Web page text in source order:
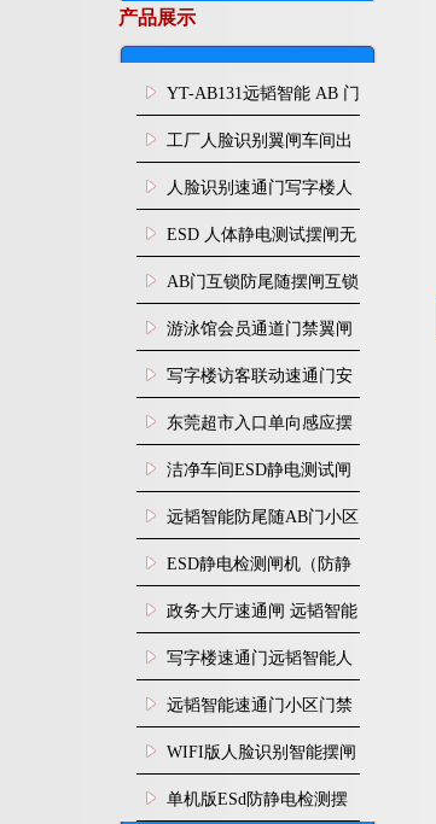
产品展示
YT-AB131远韬智能 AB 门
闸机双通道互锁防尾随闸
机
工厂人脸识别翼闸车间出
入口人行通道门禁
人脸识别速通门写字楼人
行通道闸门禁设备
ESD 人体静电测试摆闸无
尘车间防静电闸机
AB门互锁防尾随摆闸互锁
闸机
游泳馆会员通道门禁翼闸
写字楼访客联动速通门安
装
东莞超市入口单向感应摆
闸安装
洁净车间ESD静电测试闸
机
远韬智能防尾随AB门小区
门禁闸机安装
​ESD静电检测闸机（防静
电门禁通道系统）
政务大厅速通闸 远韬智能
防尾随静音速通门
写字楼速通门远韬智能人
脸识别快速通道闸
远韬智能速通门小区门禁
闸机食堂消费摆闸
WIFI版人脸识别智能摆闸
机
单机版ESd防静电检测摆